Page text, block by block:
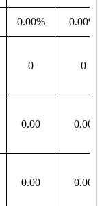
0.00% 0.00%
0 0
0.00 0.00
0.00 0.00